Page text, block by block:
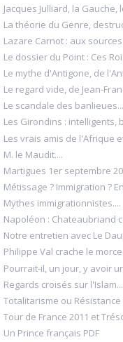
Jacques Julliard, la Gauche,
La théorie du Genre,
Lazare Carnot : aux
Le dossier du Point : Ces
Le mythe d'Antigone, de
Le regard vide, de Jean-
Le scandale des
Les Girondins : intelligents,
Les vrais amis de l'Afrique
M. le Maudit....
Martigues 1er septembre
Métissage ? Immigration ?
Mythes immigrationnistes....
Napoléon : Chateaubriand
Notre entretien avec Le
Philippe Val crache le
Pourrait-il, un jour, y avoir
Regards croisés sur
Totalitarisme ou
Tour de France 2011 et
Un Prince français PDF